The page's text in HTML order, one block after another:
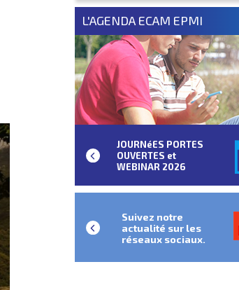
L'AGENDA ECAM EPMI
JOURNéES PORTES
OUVERTES et
WEBINAR 2026
Suivez notre
actualité sur les
réseaux sociaux.